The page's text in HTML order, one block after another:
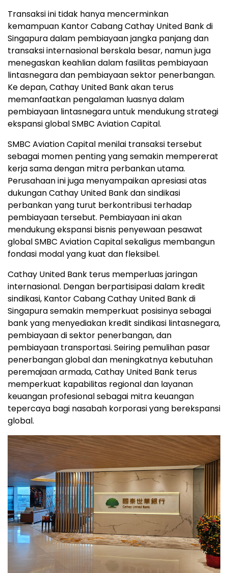
Transaksi ini tidak hanya mencerminkan
kemampuan Kantor Cabang Cathay United Bank di
Singapura dalam pembiayaan jangka panjang dan
transaksi internasional berskala besar, namun juga
menegaskan keahlian dalam fasilitas pembiayaan
lintasnegara dan pembiayaan sektor penerbangan.
Ke depan, Cathay United Bank akan terus
memanfaatkan pengalaman luasnya dalam
pembiayaan lintasnegara untuk mendukung strategi
ekspansi global SMBC Aviation Capital.
SMBC Aviation Capital menilai transaksi tersebut
sebagai momen penting yang semakin mempererat
kerja sama dengan mitra perbankan utama.
Perusahaan ini juga menyampaikan apresiasi atas
dukungan Cathay United Bank dan sindikasi
perbankan yang turut berkontribusi terhadap
pembiayaan tersebut. Pembiayaan ini akan
mendukung ekspansi bisnis penyewaan pesawat
global SMBC Aviation Capital sekaligus membangun
fondasi modal yang kuat dan fleksibel.
Cathay United Bank terus memperluas jaringan
internasional. Dengan berpartisipasi dalam kredit
sindikasi, Kantor Cabang Cathay United Bank di
Singapura semakin memperkuat posisinya sebagai
bank yang menyediakan kredit sindikasi lintasnegara,
pembiayaan di sektor penerbangan, dan
pembiayaan transportasi. Seiring pemulihan pasar
penerbangan global dan meningkatnya kebutuhan
peremajaan armada, Cathay United Bank terus
memperkuat kapabilitas regional dan layanan
keuangan profesional sebagai mitra keuangan
tepercaya bagi nasabah korporasi yang berekspansi
global.